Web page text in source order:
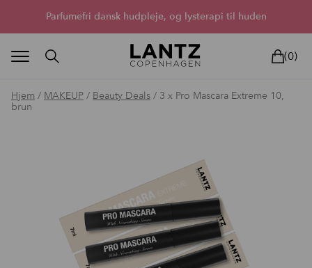
Parfumefri dansk hudpleje, og lysterapi til huden
REELS UNIVERS
(0)
Hjem / MAKEUP / Beauty Deals / 3 x Pro Mascara Extreme 10,
brun